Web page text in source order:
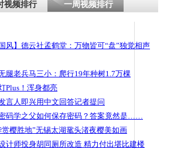
视频排行 一周视频排行
国风】德云社孟鹤堂：万物皆可“盘”独觉相声
腿老兵马三小：爬行19年种树1.7万棵
Plus！浑身都亮
言人即兴用中文回答记者提问
码学之父如何保存密码？答案竟然是……
赏樱胜地”无锡太湖鼋头渚夜樱美如画
计师投身胡同厕所改造 精力付出堪比建楼